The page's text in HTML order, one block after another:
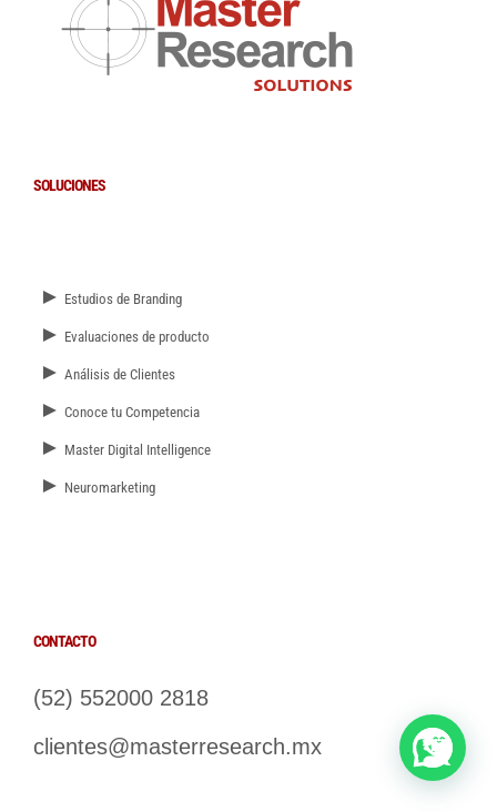
SOLUCIONES
► Estudios de Branding
► Evaluaciones de producto
► Análisis de Clientes
► Conoce tu Competencia
► Master Digital Intelligence
► Neuromarketing
CONTACTO
(52) 552000 2818
clientes@masterresearch.mx